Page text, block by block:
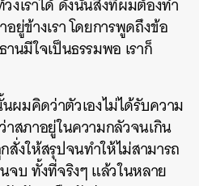
งเราได้ ดังนั้นสิ่งที่ผมต้องทำ
ยู่ข้างเรา โดยการพูดถึงข้อ
นมีใจเป็นธรรมพอ เราก็
ผมคิดว่าตัวเองไม่ได้รับความ
สภาอยู่ในความกลัวจนเกิน
งให้สรุปจนทำให้ไม่สามารถ
จบ ทั้งที่จริงๆ แล้วในหลาย